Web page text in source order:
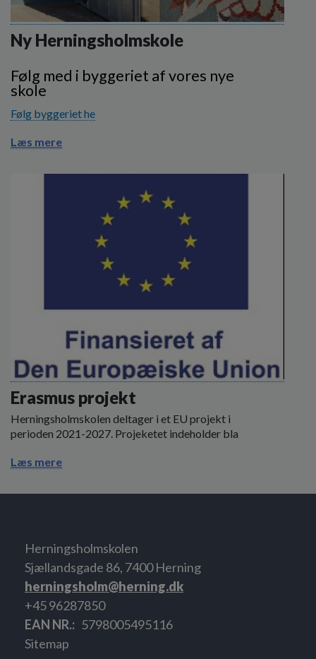
Ny Herningsholmskole
Følg med i byggeriet af vores nye
skole
Følg byggeriet he
Læs mere
Erasmus projekt
Herningsholmskolen deltager i et EU projekt i
perioden 2021-2027. Projeketet indeholder bla
Læs mere
Herningsholmskolen
Sjællandsgade 86, 7400 Herning
herningsholm@herning.dk
+45 96287850
EAN NR.
5798005495116
Sitemap